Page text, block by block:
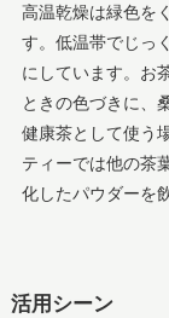
高温乾燥は緑色を
す。低温帯でじっ
にしています。お
ときの色づきに、
健康茶として使う
ティーでは他の茶
化したパウダーを
活用シーン